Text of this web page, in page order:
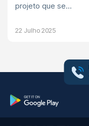
projeto que se...
22 Julho 2025